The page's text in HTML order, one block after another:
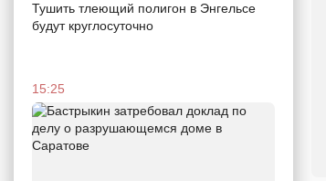
Тушить тлеющий полигон в Энгельсе
будут круглосуточно
15:25